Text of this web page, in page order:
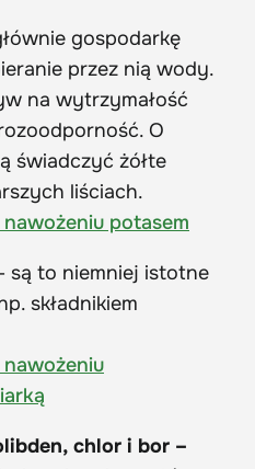
gospodarkę
przez nią wody.
na wytrzymałość
O
świadczyć żółte
liściach.
potasem
są to niemniej istotne
składnikiem
chlor i bor –